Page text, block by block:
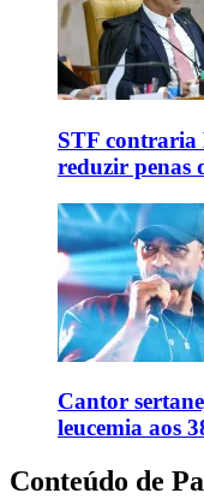
STF contraria
reduzir penas
Cantor
leucemia aos
Conteúdo de